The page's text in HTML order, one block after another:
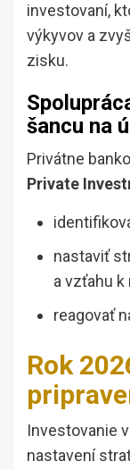
investovaní,
výkyvov a
zisku.
šancu na
Privátne
Private
nastaviť
a vzťahu k
reagovať
Rok
Investovanie
nastavení